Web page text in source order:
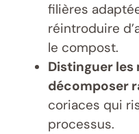
filières
réintroduire
le compost.
Distinguer les
décomposer
coriaces qui
processus.